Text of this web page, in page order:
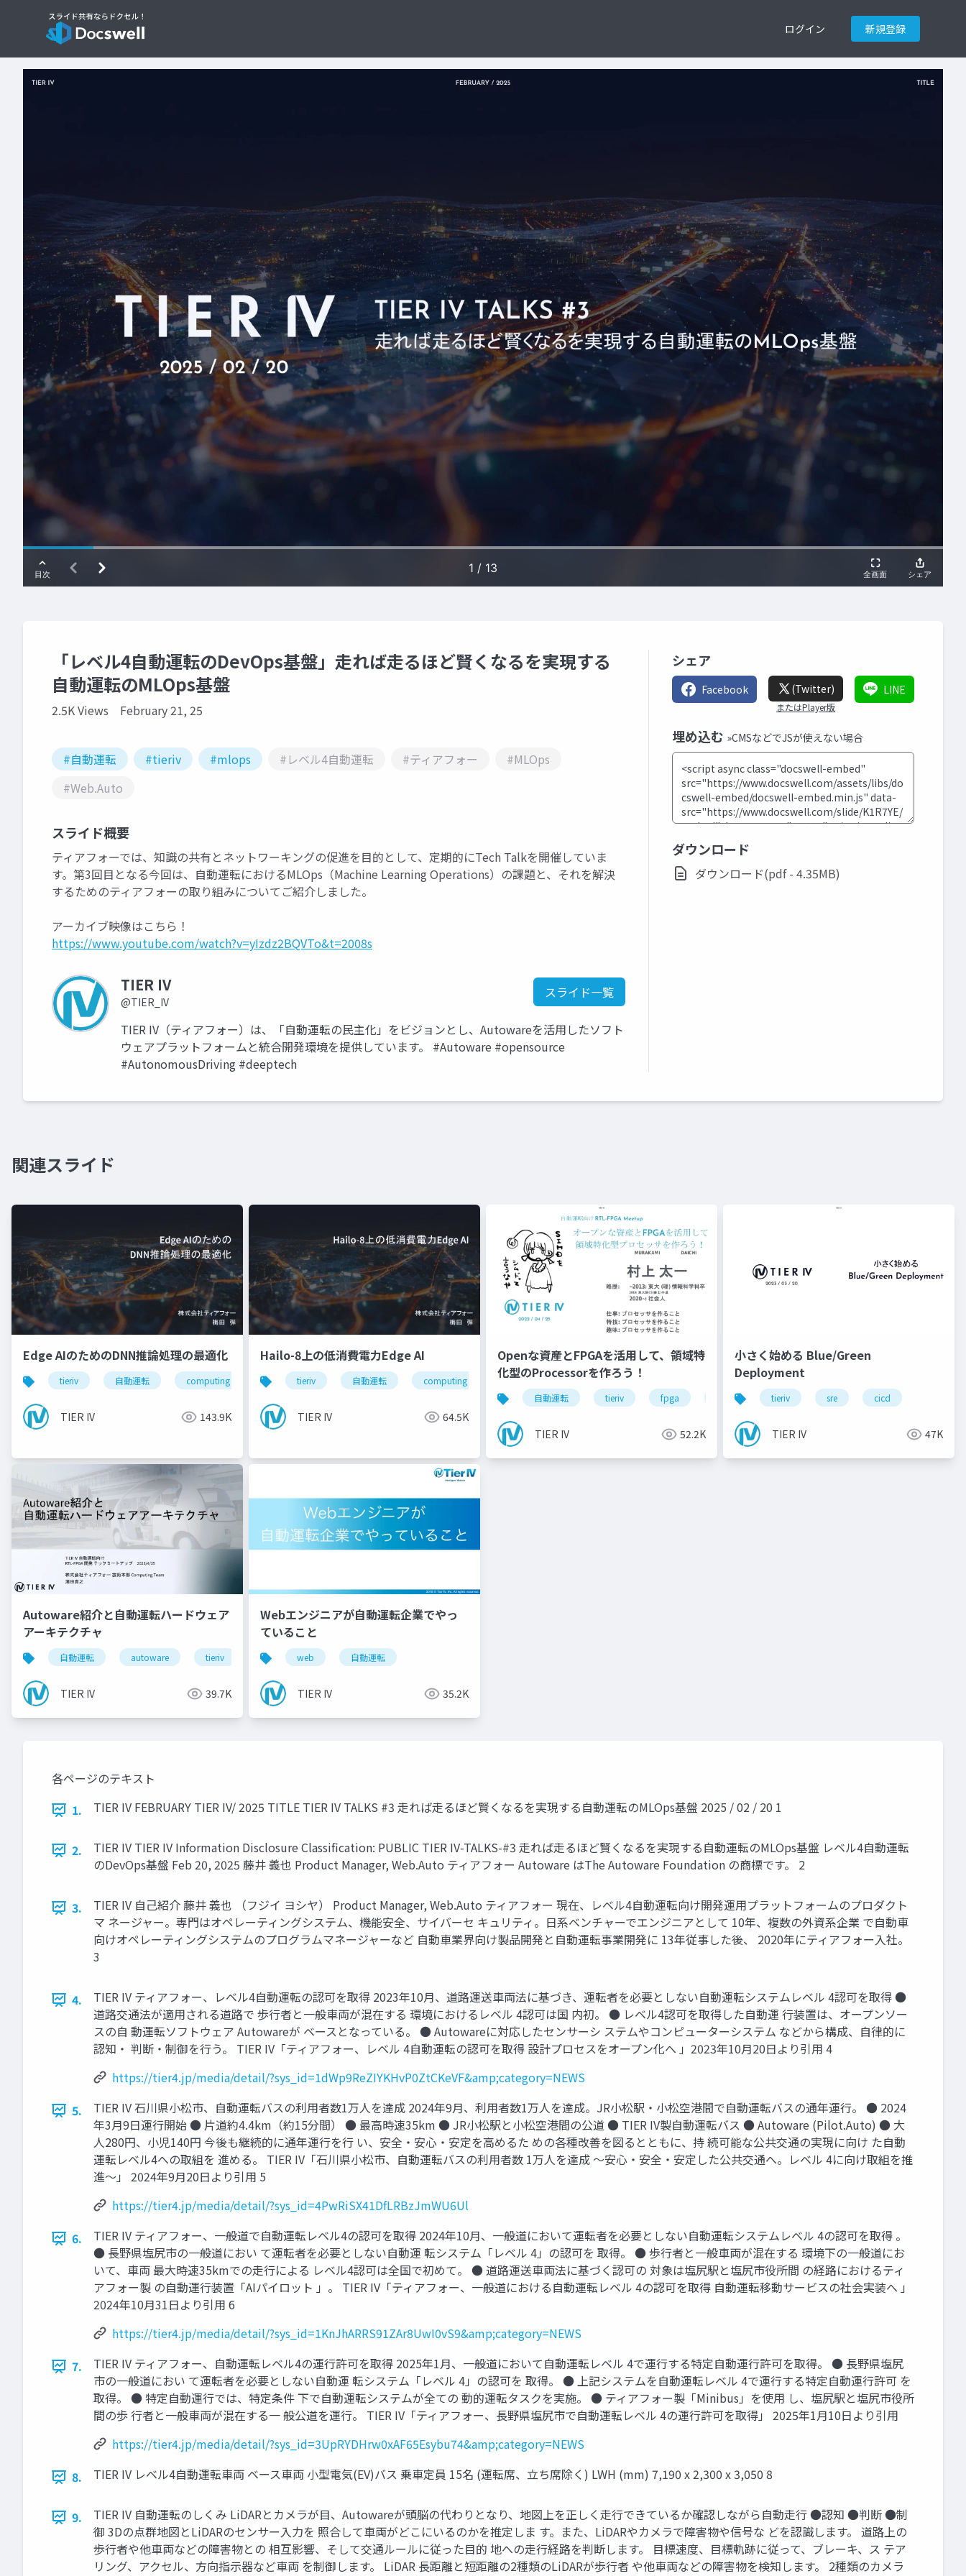
ログイン 新規登録
「レベル4自動運転のDevOps基盤」走れば走るほど賢くなるを実現する
自動運転のMLOps基盤
2.5K Views February 21, 25
#自動運転 #tieriv #mlops #レベル4自動運転 #ティアフォー
#MLOps
#Web.Auto
スライド概要
ティアフォーでは、知識の共有とネットワーキングの促進を目的として、定期的にTech Talkを開催していま
す。第3回目となる今回は、自動運転におけるMLOps（Machine Learning Operations）の課題と、それを解決
するためのティアフォーの取り組みについてご紹介しました。
アーカイブ映像はこちら！
https://www.youtube.com/watch?v=yIzdz2BQVTo&t=2008s
TIER IV
@TIER_IV
スライド一覧
TIER IV（ティアフォー）は、「自動運転の民主化」をビジョンとし、Autowareを活用したソフト
ウェアプラットフォームと統合開発環境を提供しています。 #Autoware #opensource
#AutonomousDriving #deeptech
シェア
Facebook (Twitter)
またはPlayer版
LINE
埋め込む »CMSなどでJSが使えない場合
ダウンロード
ダウンロード(pdf - 4.35MB)
関連スライド
Edge AIのためのDNN推論処理の最適化
tieriv 自動運転 computing tierivmeetup
TIER IV 143.9K
Hailo-8上の低消費電力Edge AI
tieriv 自動運転 computing hailo edgeai autoware
TIER IV 64.5K
Openな資産とFPGAを活用して、領域特
化型のProcessorを作ろう！
自動運転 tieriv fpga autoware riscv llvm
TIER IV 52.2K
小さく始める Blue/Green
Deployment
tieriv sre cicd
TIER IV 47K
Autoware紹介と自動運転ハードウェア
アーキテクチャ
自動運転 autoware tieriv fpga
TIER IV 39.7K
Webエンジニアが自動運転企業でやっ
ていること
web 自動運転
TIER IV 35.2K
各ページのテキスト
1.
TIER IV FEBRUARY TIER IV/ 2025 TITLE TIER IV TALKS #3 走れば走るほど賢くなるを実現する自動運転のMLOps基盤 2025 / 02 / 20 1
2.
TIER IV TIER IV Information Disclosure Classiﬁcation: PUBLIC TIER IV-TALKS-#3 走れば走るほど賢くなるを実現する自動運転のMLOps基盤 レベル4自動運転
のDevOps基盤 Feb 20, 2025 藤井 義也 Product Manager, Web.Auto ティアフォー Autoware はThe Autoware Foundation の商標です。 2
3.
TIER IV 自己紹介 藤井 義也 （フジイ ヨシヤ） Product Manager, Web.Auto ティアフォー 現在、レベル4自動運転向け開発運用プラットフォームのプロダクト
マ ネージャー。専門はオペレーティングシステム、機能安全、サイバーセ キュリティ。日系ベンチャーでエンジニアとして 10年、複数の外資系企業 で自動車
向けオペレーティングシステムのプログラムマネージャーなど 自動車業界向け製品開発と自動運転事業開発に 13年従事した後、 2020年にティアフォー入社。
3
4.
TIER IV ティアフォー、レベル4自動運転の認可を取得 2023年10月、道路運送車両法に基づき、運転者を必要としない自動運転システムレベル 4認可を取得 ●
道路交通法が適用される道路で 歩行者と一般車両が混在する 環境におけるレベル 4認可は国 内初。 ● レベル4認可を取得した自動運 行装置は、オープンソー
スの自 動運転ソフトウェア Autowareが ベースとなっている。 ● Autowareに対応したセンサーシ ステムやコンピューターシステム などから構成、自律的に
認知・ 判断・制御を行う。 TIER IV「ティアフォー、レベル 4自動運転の認可を取得 設計プロセスをオープン化へ 」2023年10月20日より引用 4
https://tier4.jp/media/detail/?sys_id=1dWp9ReZIYKHvP0ZtCKeVF&amp;category=NEWS
5.
TIER IV 石川県小松市、自動運転バスの利用者数1万人を達成 2024年9月、利用者数1万人を達成。JR小松駅・小松空港間で自動運転バスの通年運行。 ● 2024
年3月9日運行開始 ● 片道約4.4km（約15分間） ● 最高時速35km ● JR小松駅と小松空港間の公道 ● TIER IV製自動運転バス ● Autoware (Pilot.Auto) ● 大
人280円、小児140円 今後も継続的に通年運行を行 い、安全・安心・安定を高めるた めの各種改善を図るとともに、持 続可能な公共交通の実現に向け た自動
運転レベル4への取組を 進める。 TIER IV「石川県小松市、自動運転バスの利用者数 1万人を達成 ～安心・安全・安定した公共交通へ。レベル 4に向け取組を推
進～」 2024年9月20日より引用 5
https://tier4.jp/media/detail/?sys_id=4PwRiSX41DfLRBzJmWU6Ul
6.
TIER IV ティアフォー、一般道で自動運転レベル4の認可を取得 2024年10月、一般道において運転者を必要としない自動運転システムレベル 4の認可を取得 。
● 長野県塩尻市の一般道におい て運転者を必要としない自動運 転システム「レベル 4」の認可を 取得。 ● 歩行者と一般車両が混在する 環境下の一般道にお
いて、車両 最大時速35kmでの走行による レベル4認可は全国で初めて。 ● 道路運送車両法に基づく認可の 対象は塩尻駅と塩尻市役所間 の経路におけるティ
アフォー製 の自動運行装置「AIパイロット 」。 TIER IV「ティアフォー、一般道における自動運転レベル 4の認可を取得 自動運転移動サービスの社会実装へ 」
2024年10月31日より引用 6
https://tier4.jp/media/detail/?sys_id=1KnJhARRS91ZAr8UwI0vS9&amp;category=NEWS
7.
TIER IV ティアフォー、自動運転レベル4の運行許可を取得 2025年1月、一般道において自動運転レベル 4で運行する特定自動運行許可を取得。 ● 長野県塩尻
市の一般道におい て運転者を必要としない自動運 転システム「レベル 4」の認可を 取得。 ● 上記システムを自動運転レベル 4で運行する特定自動運行許可 を
取得。 ● 特定自動運行では、特定条件 下で自動運転システムが全ての 動的運転タスクを実施。 ● ティアフォー製「Minibus」を使用 し、塩尻駅と塩尻市役所
間の歩 行者と一般車両が混在する一 般公道を運行。 TIER IV「ティアフォー、長野県塩尻市で自動運転レベル 4の運行許可を取得」 2025年1月10日より引用
https://tier4.jp/media/detail/?sys_id=3UpRYDHrw0xAF65Esybu74&amp;category=NEWS
8.
TIER IV レベル4自動運転車両 ベース車両 小型電気(EV)バス 乗車定員 15名 (運転席、立ち席除く) LWH (mm) 7,190 x 2,300 x 3,050 8
9.
TIER IV 自動運転のしくみ LiDARとカメラが目、Autowareが頭脳の代わりとなり、地図上を正しく走行できているか確認しながら自動走行 ●認知 ●判断 ●制
御 3Dの点群地図とLiDARのセンサー入力を 照合して車両がどこにいるのかを推定しま す。また、LiDARやカメラで障害物や信号な どを認識します。 道路上の
歩行者や他車両などの障害物との 相互影響、そして交通ルールに従った目的 地への走行経路を判断します。 目標速度、目標軌跡に従って、ブレーキ、ス テア
リング、アクセル、方向指示器など車両 を制御します。 LiDAR 長距離と短距離の2種類のLiDARが歩行者 や他車両などの障害物を検知します。 2種類のカメラ